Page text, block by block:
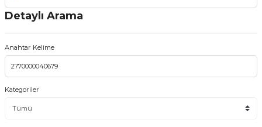
Detaylı Arama
Anahtar Kelime
Kategoriler